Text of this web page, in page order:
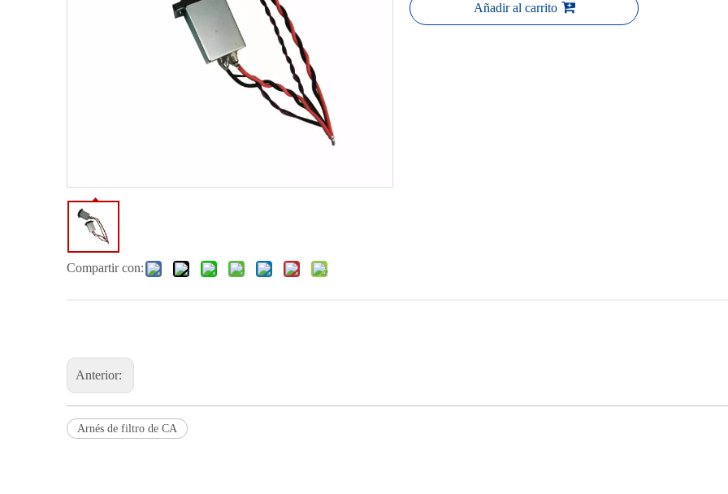
Compartir con:
Añadir al carrito
Anterior:
Arnés de filtro de CA